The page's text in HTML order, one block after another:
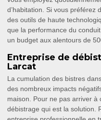
d’habitation. Si vous préférez
des outils de haute
que la performance du
un budget aux alentours de
Entreprise de
Larcat
La cumulation des bistres
des nombreux impacts
maison. Pour ne pas arriver à
débistrage qui est la solution.